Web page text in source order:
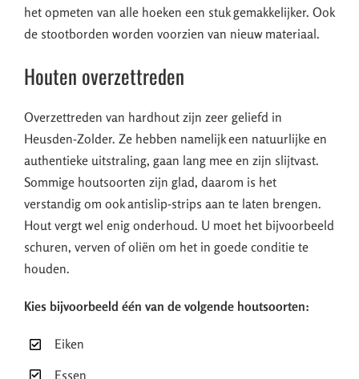
het opmeten van alle hoeken een stuk gemakkelijker. Ook
de stootborden worden voorzien van nieuw materiaal.
Houten overzettreden
Overzettreden van hardhout zijn zeer geliefd in
Heusden-Zolder. Ze hebben namelijk een natuurlijke en
authentieke uitstraling, gaan lang mee en zijn slijtvast.
Sommige houtsoorten zijn glad, daarom is het
verstandig om ook antislip-strips aan te laten brengen.
Hout vergt wel enig onderhoud. U moet het bijvoorbeeld
schuren, verven of oliën om het in goede conditie te
houden.
Kies bijvoorbeeld één van de volgende houtsoorten:
Eiken
Essen